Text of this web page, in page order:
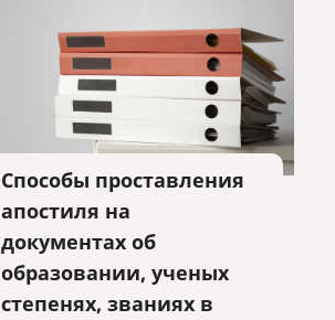
Способы проставления
апостиля на
документах об
образовании, ученых
степенях, званиях в